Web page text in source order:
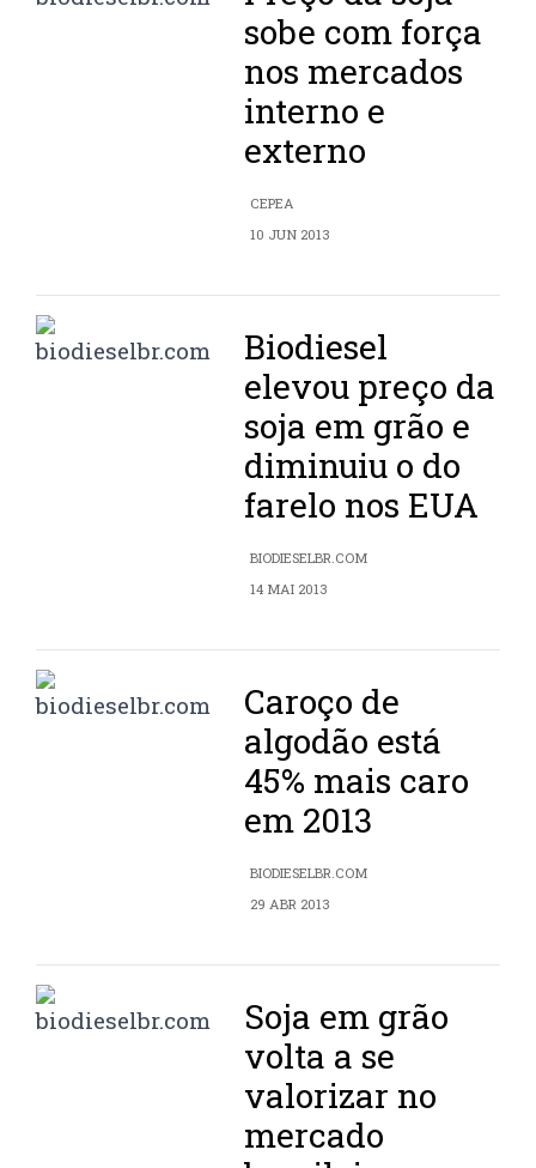
sobe com força
nos mercados
interno e
externo
CEPEA
10 JUN 2013
Biodiesel
elevou preço da
soja em grão e
diminuiu o do
farelo nos EUA
BIODIESELBR.COM
14 MAI 2013
Caroço de
algodão está
45% mais caro
em 2013
BIODIESELBR.COM
29 ABR 2013
Soja em grão
volta a se
valorizar no
mercado